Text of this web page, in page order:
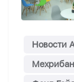
Новости